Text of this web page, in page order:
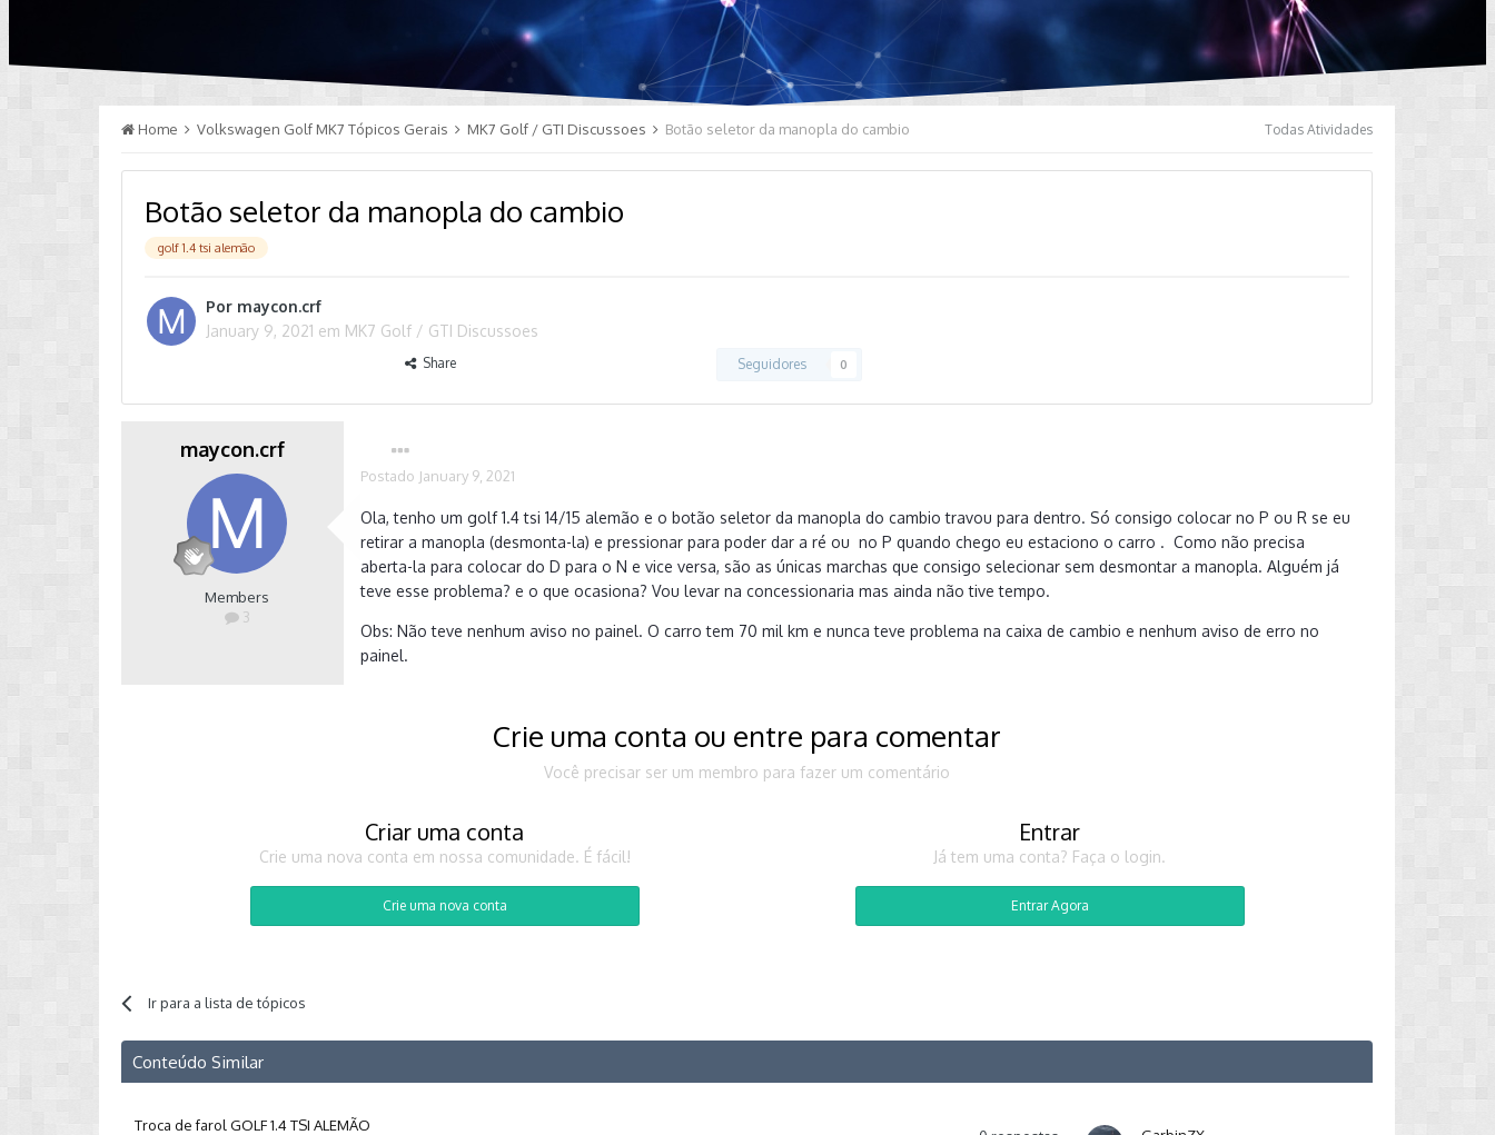
Todas Atividades
Home Volkswagen Golf MK7 Tópicos Gerais MK7 Golf / GTI Discussoes Botão seletor da manopla do cambio
Botão seletor da manopla do cambio
golf 1.4 tsi alemão
Por maycon.crf
January 9, 2021 em MK7 Golf / GTI Discussoes
Share Seguidores 0
maycon.crf
Members
3
Postado January 9, 2021
Ola, tenho um golf 1.4 tsi 14/15 alemão e o botão seletor da manopla do cambio travou para dentro. Só consigo colocar no P ou R se eu
retirar a manopla (desmonta-la) e pressionar para poder dar a ré ou no P quando chego eu estaciono o carro . Como não precisa
aberta-la para colocar do D para o N e vice versa, são as únicas marchas que consigo selecionar sem desmontar a manopla. Alguém já
teve esse problema? e o que ocasiona? Vou levar na concessionaria mas ainda não tive tempo.
Obs: Não teve nenhum aviso no painel. O carro tem 70 mil km e nunca teve problema na caixa de cambio e nenhum aviso de erro no
painel.
Crie uma conta ou entre para comentar
Você precisar ser um membro para fazer um comentário
Criar uma conta
Crie uma nova conta em nossa comunidade. É fácil!
Crie uma nova conta
Entrar
Já tem uma conta? Faça o login.
Entrar Agora
Ir para a lista de tópicos
Conteúdo Similar
Troca de farol GOLF 1.4 TSI ALEMÃO